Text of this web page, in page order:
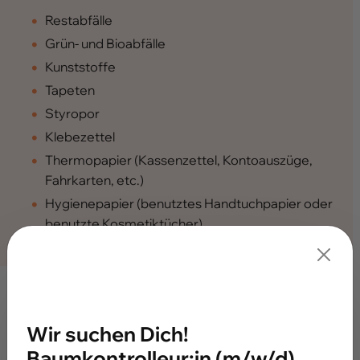
Restabfälle
Grün- und Bioabfälle
Kunststoffe
Tapeten
Styropor
Klebezettel
Thermopapier (Kassenzettel, Kontoauszüge,
Fahrkarten, etc.)
Hygienepapier (benutztes Handtuchpapier oder
benutzte Kosmetiktücher)
Wir suchen Dich!